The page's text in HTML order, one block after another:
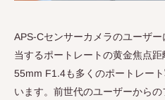
APS-Cセンサーカメラのユーザー
当するポートレートの黄金焦点
55mm F1.4も多くのポートレー
います。前世代のユーザーから